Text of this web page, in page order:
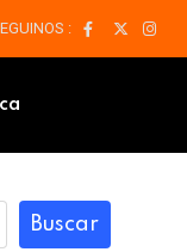
:
Buscar